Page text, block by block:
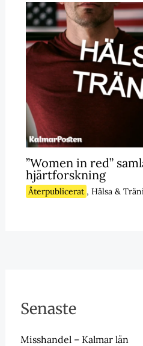
”Women in red”
hjärtforskning
Återpublicerat , Hälsa &
Senaste
Misshandel – Kalmar län